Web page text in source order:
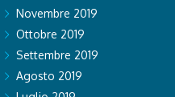
Novembre 2019
Ottobre 2019
Settembre 2019
Agosto 2019